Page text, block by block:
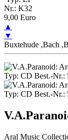
Nr.: K32
9,00 Euro
▲
▼
Buxtehude ,Bach
Aral Music